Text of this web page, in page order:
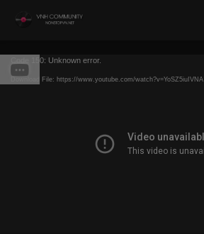
Code 150: Unknown error.
Download File: https://www.youtube.com/watch?v=YoSZ5iuIVNA